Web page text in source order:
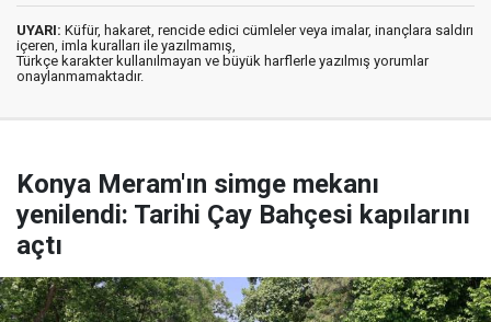
UYARI: Küfür, hakaret, rencide edici cümleler veya imalar, inançlara saldırı
içeren, imla kuralları ile yazılmamış,
Türkçe karakter kullanılmayan ve büyük harflerle yazılmış yorumlar
onaylanmamaktadır.
Konya Meram'ın simge mekanı
yenilendi: Tarihi Çay Bahçesi kapılarını
açtı